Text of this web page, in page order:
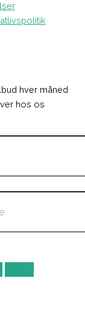
hver måned
hos os